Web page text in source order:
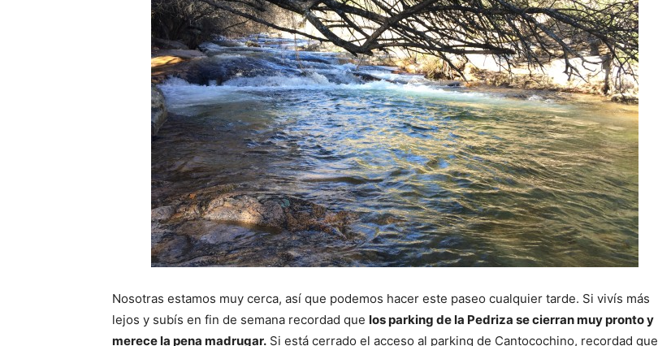
Nosotras estamos muy cerca, así que podemos hacer este paseo cualquier tarde. Si vivís más
lejos y subís en fin de semana recordad que los parking de la Pedriza se cierran muy pronto y
merece la pena madrugar. Si está cerrado el acceso al parking de Cantocochino, recordad que